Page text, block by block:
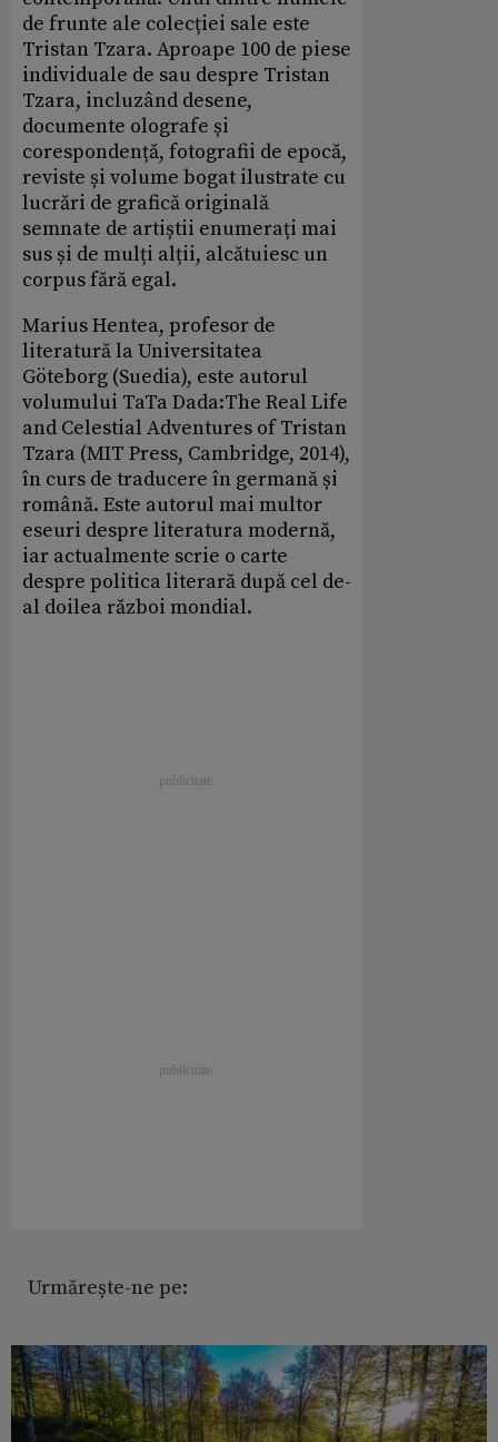
de frunte ale colecției sale este
Tristan Tzara. Aproape 100 de piese
individuale de sau despre Tristan
Tzara, incluzând desene,
documente olografe și
corespondență, fotografii de epocă,
reviste și volume bogat ilustrate cu
lucrări de grafică originală
semnate de artiștii enumerați mai
sus și de mulți alții, alcătuiesc un
corpus fără egal.
Marius Hentea, profesor de
literatură la Universitatea
Göteborg (Suedia), este autorul
volumului TaTa Dada:The Real Life
and Celestial Adventures of Tristan
Tzara​ (MIT Press, Cambridge, 2014),
în curs de traducere în germană și
română. Este autorul mai multor
eseuri despre literatura modernă,
iar actualmente scrie o carte
despre politica literară după cel de-
al doilea război mondial.
Urmărește-ne pe: